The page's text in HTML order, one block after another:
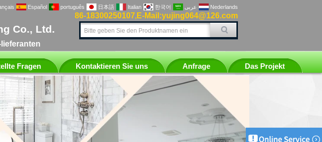
Co., Ltd.
86-18300250107, E-Mail:yujing064@126.com
Español português 日本語 Italian 한국어 عربى Nederlands
Fragen Kontaktieren Sie uns Anfrage Das Projekt